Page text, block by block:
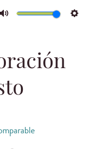
Mute Settings